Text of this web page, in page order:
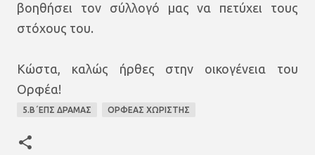
βοηθήσει τον σύλλογό μας να πετύχει τους
στόχους του.
Κώστα, καλώς ήρθες στην οικογένεια του
Ορφέα!
5.Β΄ΕΠΣ ΔΡΑΜΑΣ ΟΡΦΕΑΣ ΧΩΡΙΣΤΗΣ